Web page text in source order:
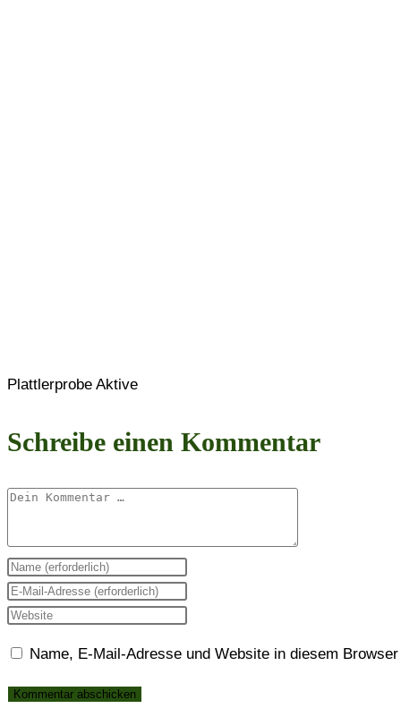
Plattlerprobe Aktive
Schreibe einen Kommentar
Kommentar
Gib
deinen
Namen
Benutzernamen
zum
Gib
deine
Mail-
Adresse
Gib
Website-
URL
Name, E-Mail-Adresse und Website in diesem